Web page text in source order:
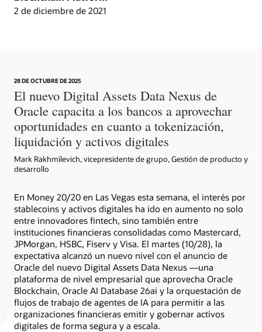
blockchain
Más información
Artículo: ¿puede el blockchain mejorar la eficiencia en la gestión de
subvenciones?
2 de diciembre de 2021
28 DE OCTUBRE DE 2025
El nuevo Digital Assets Data Nexus de
Oracle capacita a los bancos a aprovechar
oportunidades en cuanto a tokenización,
liquidación y activos digitales
Mark Rakhmilevich, vicepresidente de grupo, Gestión de producto y
desarrollo
En Money 20/20 en Las Vegas esta semana, el interés por
stablecoins y activos digitales ha ido en aumento no solo
entre innovadores fintech, sino también entre
instituciones financieras consolidadas como Mastercard,
JPMorgan, HSBC, Fiserv y Visa. El martes (10/28), la
expectativa alcanzó un nuevo nivel con el anuncio de
Oracle del nuevo Digital Assets Data Nexus —una
plataforma de nivel empresarial que aprovecha Oracle
Blockchain, Oracle AI Database 26ai y la orquestación de
flujos de trabajo de agentes de IA para permitir a las
organizaciones financieras emitir y gobernar activos
digitales de forma segura y a escala.